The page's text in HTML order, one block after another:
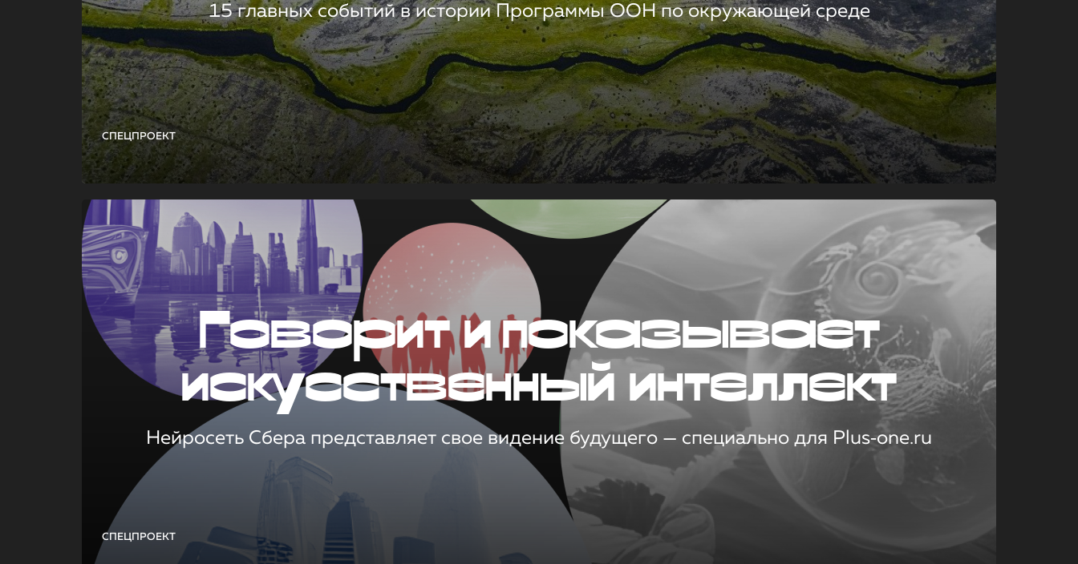
СПЕЦПРОЕКТ
15 главных событий в истории Программы ООН по окружающей среде
СПЕЦПРОЕКТ
Говорит и показывает
искусственный интеллект
Нейросеть Сбера представляет свое видение будущего — специально для Plus‑one.ru